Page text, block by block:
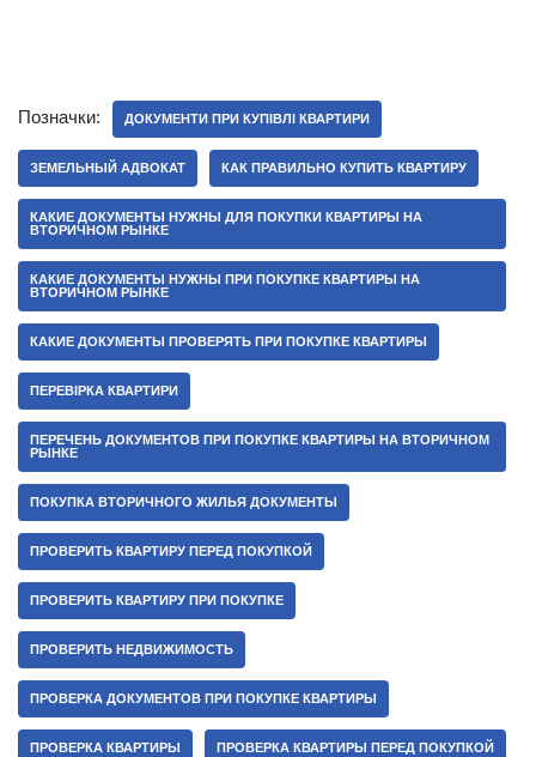
Позначки: ДОКУМЕНТИ ПРИ КУПІВЛІ КВАРТИРИ
ЗЕМЕЛЬНЫЙ АДВОКАТ КАК ПРАВИЛЬНО КУПИТЬ КВАРТИРУ
КАКИЕ ДОКУМЕНТЫ НУЖНЫ ДЛЯ ПОКУПКИ КВАРТИРЫ НА
ВТОРИЧНОМ РЫНКЕ
КАКИЕ ДОКУМЕНТЫ НУЖНЫ ПРИ ПОКУПКЕ КВАРТИРЫ НА
ВТОРИЧНОМ РЫНКЕ
КАКИЕ ДОКУМЕНТЫ ПРОВЕРЯТЬ ПРИ ПОКУПКЕ КВАРТИРЫ
ПЕРЕВІРКА КВАРТИРИ
ПЕРЕЧЕНЬ ДОКУМЕНТОВ ПРИ ПОКУПКЕ КВАРТИРЫ НА ВТОРИЧНОМ
РЫНКЕ
ПОКУПКА ВТОРИЧНОГО ЖИЛЬЯ ДОКУМЕНТЫ
ПРОВЕРИТЬ КВАРТИРУ ПЕРЕД ПОКУПКОЙ
ПРОВЕРИТЬ КВАРТИРУ ПРИ ПОКУПКЕ
ПРОВЕРИТЬ НЕДВИЖИМОСТЬ
ПРОВЕРКА ДОКУМЕНТОВ ПРИ ПОКУПКЕ КВАРТИРЫ
ПРОВЕРКА КВАРТИРЫ ПРОВЕРКА КВАРТИРЫ ПЕРЕД ПОКУПКОЙ